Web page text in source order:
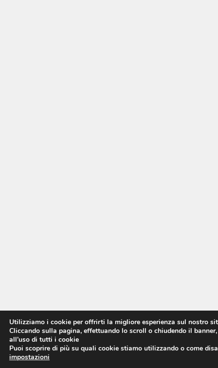
Utilizziamo i cookie per offrirti la migliore esperienza sul nostro
Cliccando sulla pagina, effettuando lo scroll o chiudendo il
all’uso di tutti i cookie
Puoi scoprire di più su quali cookie stiamo utilizzando o come
impostazioni